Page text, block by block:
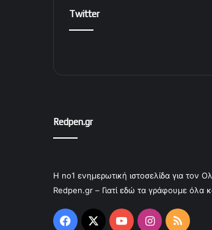
Twitter
Redpen.gr
Η no1 ενημερωτική ιστοσελίδα για τον
Redpen.gr – Γιατί εδώ τα γράφουμε όλα
Facebook
X YouTubeInstagram
RSS